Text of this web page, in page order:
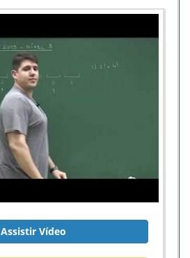
Assistir Vídeo